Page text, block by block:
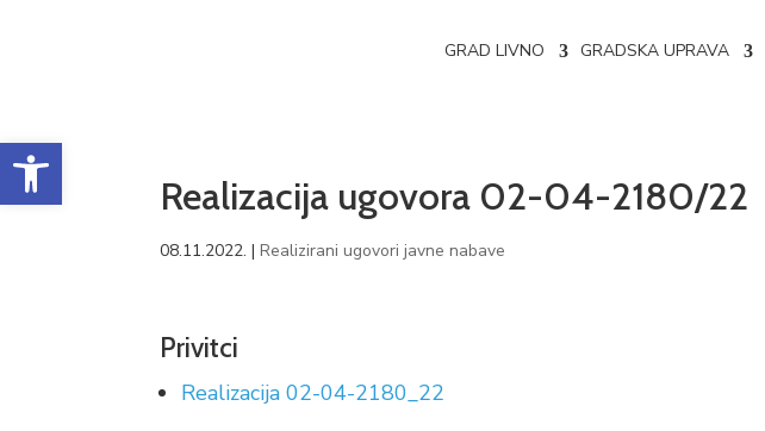
Open toolbar
GRAD LIVNO GRADSKA UPRAVA
Realizacija ugovora 02-04-2180/22
08.11.2022. |Realizirani ugovori javne nabave
Privitci
Realizacija 02-04-2180_22